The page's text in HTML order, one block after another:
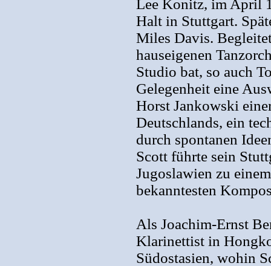
Lee Konitz, im April
Halt in Stuttgart.
Miles Davis.
hauseigenen
Studio bat, so auch
Gelegenheit eine
Horst Jankowski
Deutschlands, ein
durch spontanen
Scott führte sein
Jugoslawien zu
bekanntesten
Als Joachim-Ernst
Klarinettist in
Südostasien, wohin